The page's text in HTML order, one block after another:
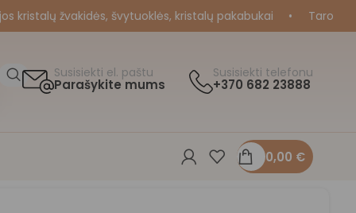
žvakidės, švytuoklės, kristalų pakabukai • Taro ir
Susisiekti el. paštu
Parašykite mums
Susisiekti telefonu
+370 682 23888
0,00 €